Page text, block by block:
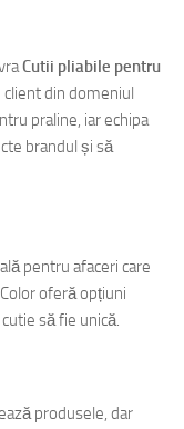
Cutii pliabile pentru
din domeniul
praline, iar echipa
brandul și să
pentru afaceri care
oferă opțiuni
să fie unică.
produsele, dar